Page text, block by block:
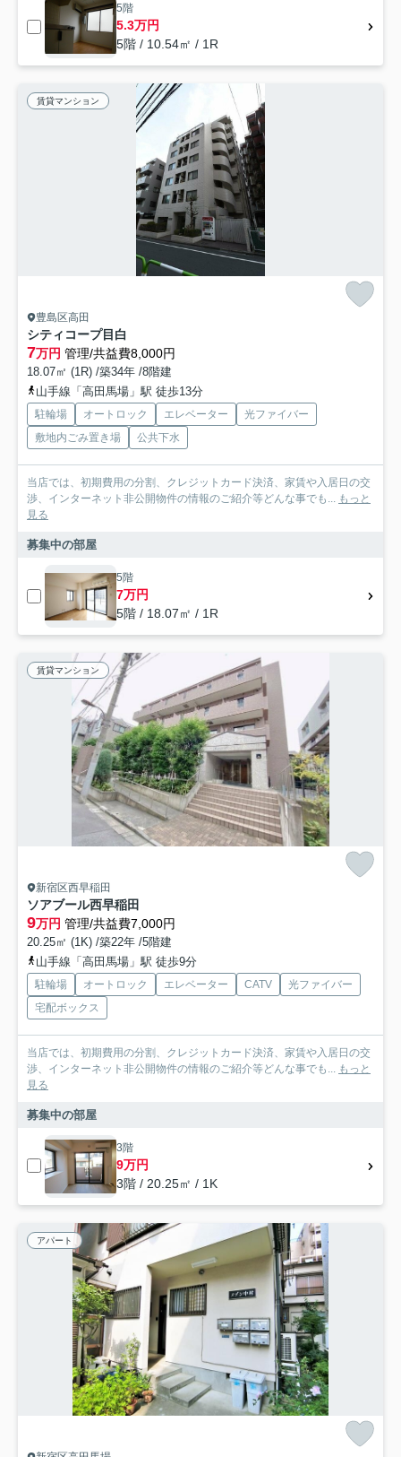
5階
5.3万円
5階 / 10.54㎡ / 1R
賃貸マンション
豊島区高田
シティコープ目白
7万円 管理/共益費8,000円
18.07㎡ (1R) /築34年 /8階建
山手線「高田馬場」駅 徒歩13分
駐輪場 オートロック エレベーター
光ファイバー
敷地内ごみ置き場
公共下水
当店では、初期費用の分割、クレジットカード決済、家賃や入居日の交
渉、インターネット非公開物件の情報のご紹介等どんな事でも... もっと
見る
募集中の部屋
5階
7万円
5階 / 18.07㎡ / 1R
賃貸マンション
新宿区西早稲田
ソアブール西早稲田
9万円 管理/共益費7,000円
20.25㎡ (1K) /築22年 /5階建
山手線「高田馬場」駅 徒歩9分
駐輪場 オートロック エレベーター CATV
光ファイバー
宅配ボックス
当店では、初期費用の分割、クレジットカード決済、家賃や入居日の交
渉、インターネット非公開物件の情報のご紹介等どんな事でも...
もっと
見る
募集中の部屋
3階
9万円
3階 / 20.25㎡ / 1K
アパート